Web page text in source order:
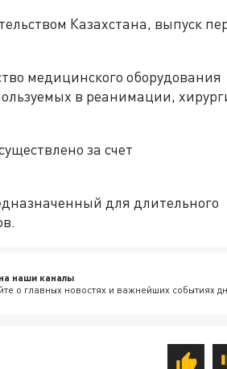
Казахстана, выпуск
медицинского оборудования
в реанимации,
за счет
для длительного
наши каналы
о главных новостях и важнейших событиях